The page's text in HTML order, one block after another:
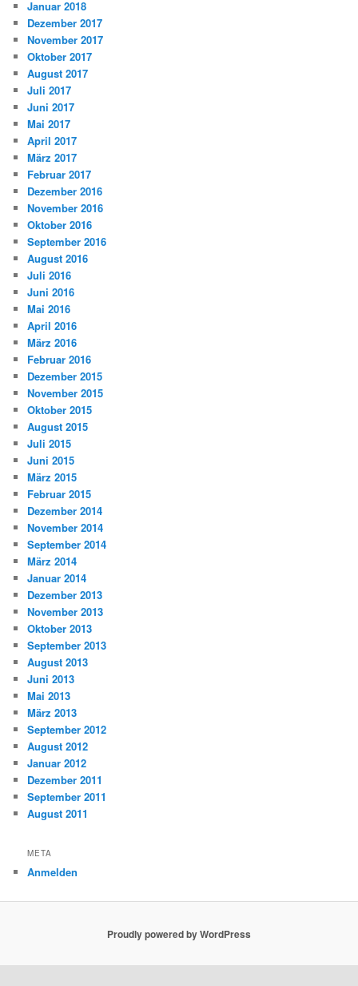
Januar 2018
Dezember 2017
November 2017
Oktober 2017
August 2017
Juli 2017
Juni 2017
Mai 2017
April 2017
März 2017
Februar 2017
Dezember 2016
November 2016
Oktober 2016
September 2016
August 2016
Juli 2016
Juni 2016
Mai 2016
April 2016
März 2016
Februar 2016
Dezember 2015
November 2015
Oktober 2015
August 2015
Juli 2015
Juni 2015
März 2015
Februar 2015
Dezember 2014
November 2014
September 2014
März 2014
Januar 2014
Dezember 2013
November 2013
Oktober 2013
September 2013
August 2013
Juni 2013
Mai 2013
März 2013
September 2012
August 2012
Januar 2012
Dezember 2011
September 2011
August 2011
META
Anmelden
Proudly powered by WordPress